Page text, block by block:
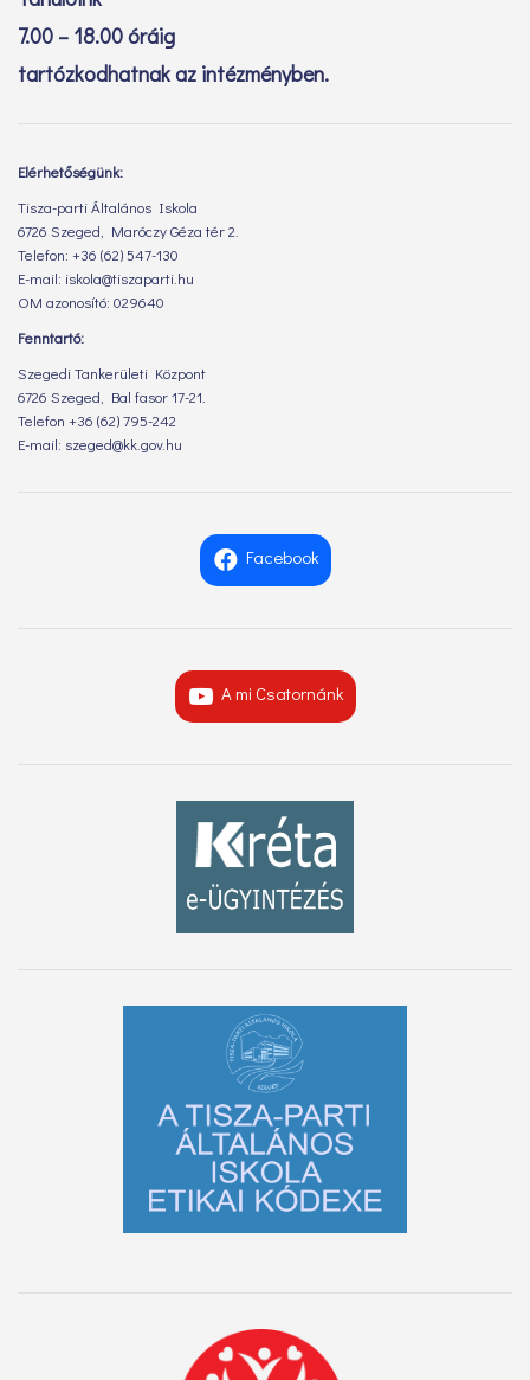
7.00 – 18.00 óráig
tartózkodhatnak az intézményben.
Elérhetőségünk:
Tisza-parti Általános Iskola
6726 Szeged, Maróczy Géza tér 2.
Telefon: +36 (62) 547-130
E-mail: iskola@tiszaparti.hu
OM azonosító: 029640
Fenntartó:
Szegedi Tankerületi Központ
6726 Szeged, Bal fasor 17-21.
Telefon +36 (62) 795-242
E-mail: szeged@kk.gov.hu
Facebook
A mi Csatornánk